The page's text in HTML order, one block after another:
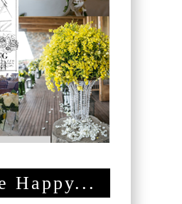
Happy...